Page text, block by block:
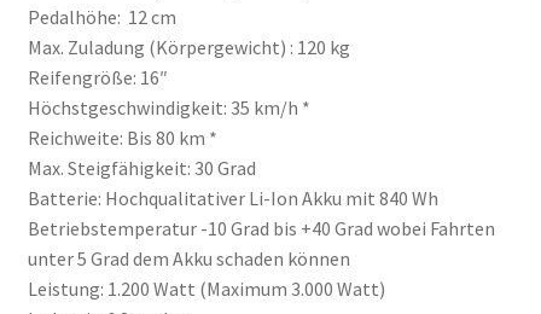
Pedalhöhe: 12 cm
Max. Zuladung (Körpergewicht) : 120 kg
Reifengröße: 16″
Höchstgeschwindigkeit: 35 km/h *
Reichweite: Bis 80 km *
Max. Steigfähigkeit: 30 Grad
Batterie: Hochqualitativer Li-Ion Akku mit 840 Wh
Betriebstemperatur -10 Grad bis +40 Grad wobei Fahrten
unter 5 Grad dem Akku schaden können
Leistung: 1.200 Watt (Maximum 3.000 Watt)